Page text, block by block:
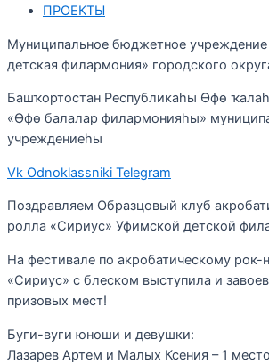
ПРОЕКТЫ
Муниципальное бюджетное учреждение
детская филармония» городского
Башҡортостан Республикаһы Өфө
«Өфө балалар филармонияһы»
учреждениеһы
Vk Odnoklassniki Telegram
Поздравляем Образцовый клуб
ролла «Сириус» Уфимской детской
На фестивале по акробатическому
«Сириус» с блеском выступила и
призовых мест!
Буги-вуги юноши и девушки:
Лазарев Артем и Малых Ксения – 1 место